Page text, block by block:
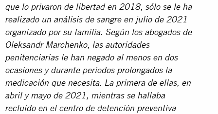
que lo privaron de libertad en 2018, sólo se le ha
realizado un análisis de sangre en julio de 2021
organizado por su familia. Según los abogados de
Oleksandr Marchenko, las autoridades
penitenciarias le han negado al menos en dos
ocasiones y durante periodos prolongados la
medicación que necesita. La primera de ellas, en
abril y mayo de 2021, mientras se hallaba
recluido en el centro de detención preventiva